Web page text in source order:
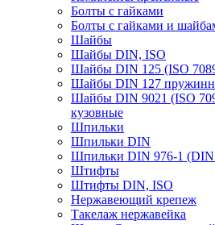
Болты с гайками
Болты с гайками и
Шайбы
Шайбы DIN, ISO
Шайбы DIN 125 (ISO
Шайбы DIN 127
Шайбы DIN 9021 (ISO
кузовные
Шпильки
Шпильки DIN
Шпильки DIN 976-1 (DIN
Штифты
Штифты DIN, ISO
Нержавеющий крепеж
Такелаж нержавейка